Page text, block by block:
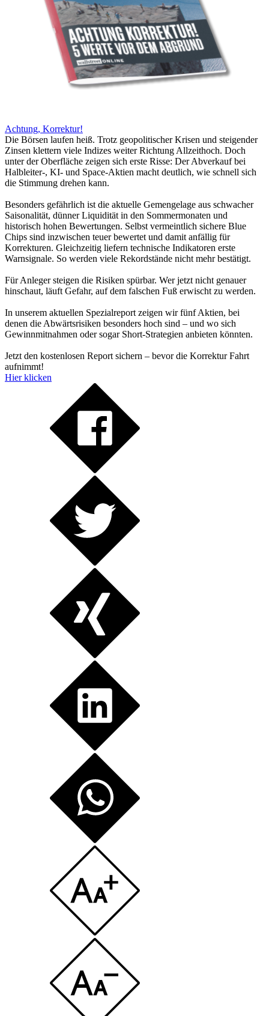
Achtung, Korrektur!
Die Börsen laufen heiß. Trotz geopolitischer Krisen und steigender
Zinsen klettern viele Indizes weiter Richtung Allzeithoch. Doch
unter der Oberfläche zeigen sich erste Risse: Der Abverkauf bei
Halbleiter-, KI- und Space-Aktien macht deutlich, wie schnell sich
die Stimmung drehen kann.
Besonders gefährlich ist die aktuelle Gemengelage aus schwacher
Saisonalität, dünner Liquidität in den Sommermonaten und
historisch hohen Bewertungen. Selbst vermeintlich sichere Blue
Chips sind inzwischen teuer bewertet und damit anfällig für
Korrekturen. Gleichzeitig liefern technische Indikatoren erste
Warnsignale. So werden viele Rekordstände nicht mehr bestätigt.
Für Anleger steigen die Risiken spürbar. Wer jetzt nicht genauer
hinschaut, läuft Gefahr, auf dem falschen Fuß erwischt zu werden.
In unserem aktuellen Spezialreport zeigen wir fünf Aktien, bei
denen die Abwärtsrisiken besonders hoch sind – und wo sich
Gewinnmitnahmen oder sogar Short-Strategien anbieten könnten.
Jetzt den kostenlosen Report sichern – bevor die Korrektur Fahrt
aufnimmt!
Hier klicken